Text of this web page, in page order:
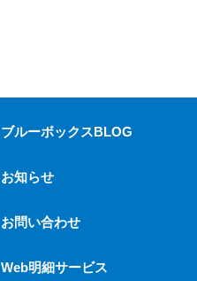
ブルーボックスBLOG
お知らせ
お問い合わせ
Web明細サービス